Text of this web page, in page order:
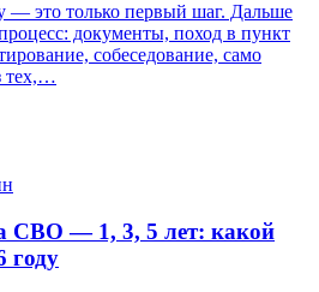
— это только первый шаг. Дальше
документы, поход в пункт
собеседование, само
тех,…
СВО — 1, 3, 5 лет: какой
году